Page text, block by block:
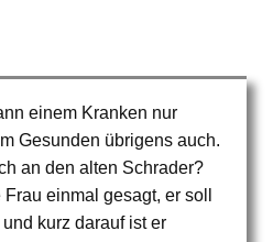
einem Kranken nur
Gesunden übrigens auch.
an den alten Schrader?
einmal gesagt, er soll
kurz darauf ist er